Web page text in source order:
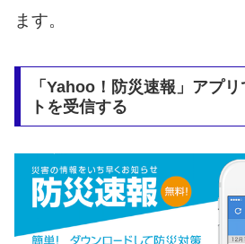
ます。
「Yahoo！防災速報」アプ
トを受信する